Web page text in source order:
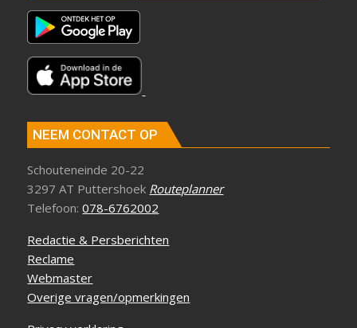
NEEM CONTACT OP
Schouteneinde 20-22
3297 AT Puttershoek Routeplanner
Telefoon:078-6762002
Redactie & Persberichten
Reclame
Webmaster
Overige vragen/opmerkingen